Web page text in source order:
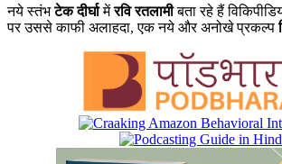
नये स्तंभटेक दीर्घामेंरवि रतलामीबता रहे हैं
पर उससे काफी अलाहदा, एक नये और अनोखे प्रकल्प